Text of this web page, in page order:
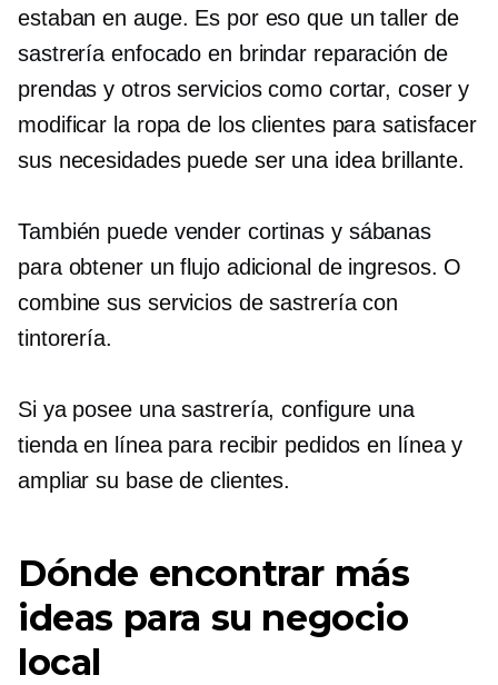
estaban en auge. Es por eso que un taller de
sastrería enfocado en brindar reparación de
prendas y otros servicios como cortar, coser y
modificar la ropa de los clientes para satisfacer
sus necesidades puede ser una idea brillante.
También puede vender cortinas y sábanas
para obtener un flujo adicional de ingresos. O
combine sus servicios de sastrería con
tintorería.
Si ya posee una sastrería, configure una
tienda en línea para recibir pedidos en línea y
ampliar su base de clientes.
Dónde encontrar más
ideas para su negocio
local